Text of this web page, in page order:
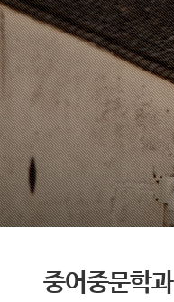
중어중문학과